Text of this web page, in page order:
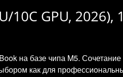
10C GPU,
на базе чипа M5.
как для